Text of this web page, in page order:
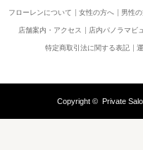
フローレンについて 女性の方へ 男性
店舗案内・アクセス 店内パノラマビ
特定商取引法に関する表記
Copyright © Private